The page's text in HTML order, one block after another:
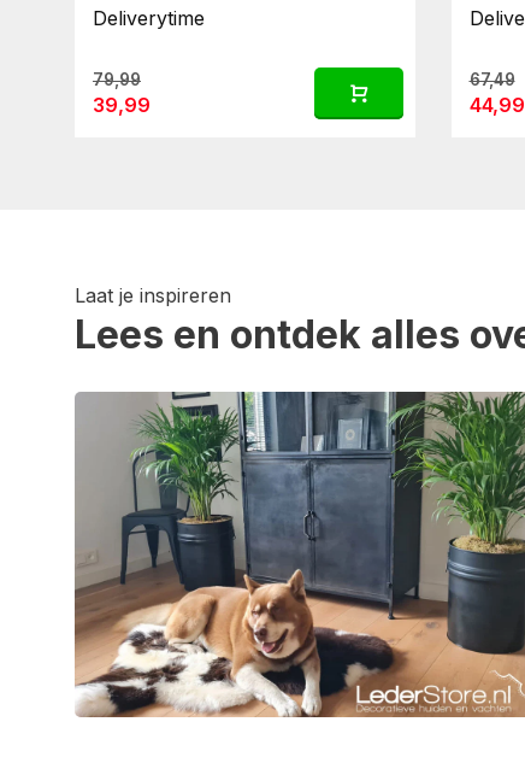
Deliverytime
79,99
39,99
67,49
44,99
Laat je inspireren
Lees en ontdek alles